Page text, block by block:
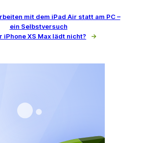
mit dem iPad Air statt am PC –
ein Selbstversuch
iPhone XS Max lädt nicht?
→